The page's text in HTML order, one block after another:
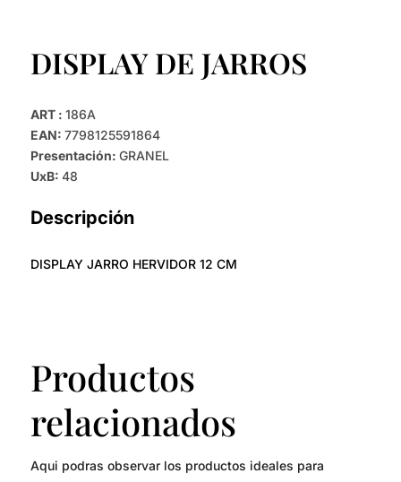
DISPLAY DE JARROS
ART : 186A
EAN: 7798125591864
Presentación: GRANEL
UxB: 48
Descripción
DISPLAY JARRO HERVIDOR 12 CM
Productos
relacionados
Aqui podras observar los productos ideales para